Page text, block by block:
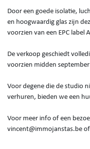
Door een goede isolatie,
en hoogwaardig glas zijn
voorzien van een EPC label
De verkoop geschiedt
voorzien midden
Voor degene die de studio
verhuren, bieden we een
Voor meer info of een
vincent@immojanstas.be